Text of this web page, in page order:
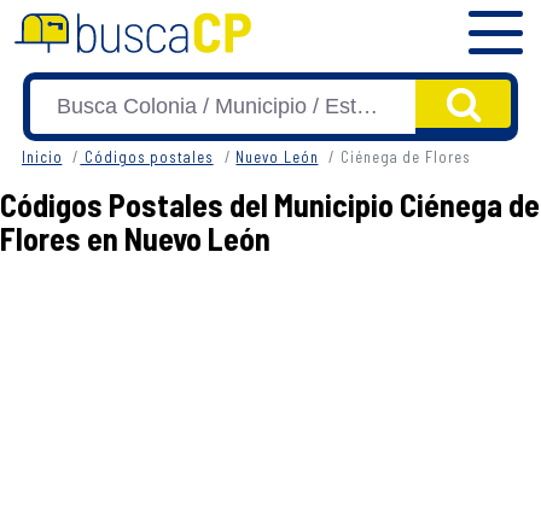
Inicio Códigos postales Nuevo León Ciénega de Flores
Códigos Postales del Municipio Ciénega de
Flores en Nuevo León